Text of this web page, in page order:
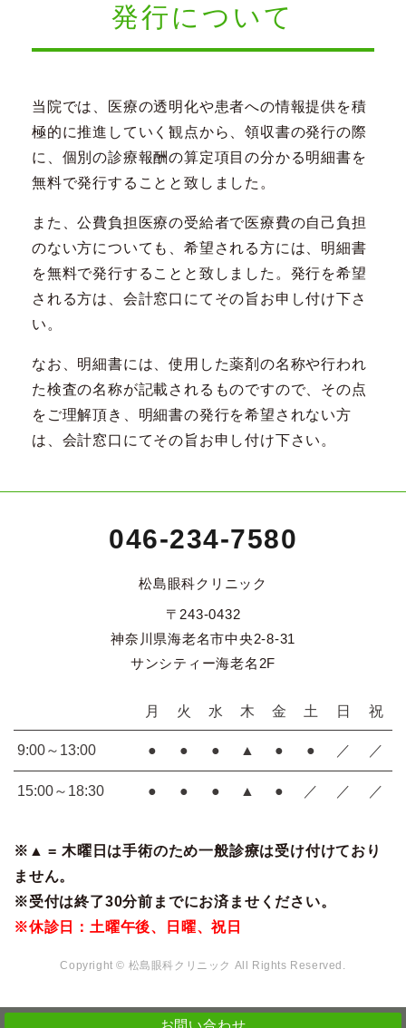
発行について
当院では、医療の透明化や患者への情報提供を積
極的に推進していく観点から、領収書の発行の際
に、個別の診療報酬の算定項目の分かる明細書を
無料で発行することと致しました。
また、公費負担医療の受給者で医療費の自己負担
のない方についても、希望される方には、明細書
を無料で発行することと致しました。発行を希望
される方は、会計窓口にてその旨お申し付け下さ
い。
なお、明細書には、使用した薬剤の名称や行われ
た検査の名称が記載されるものですので、その点
をご理解頂き、明細書の発行を希望されない方
は、会計窓口にてその旨お申し付け下さい。
046-234-7580
松島眼科クリニック
〒243-0432
神奈川県海老名市中央2-8-31
サンシティー海老名2F
月 火 水 木 金 土 日 祝
9:00～13:00 ● ● ● ▲ ● ● ／ ／
15:00～18:30 ● ● ● ▲ ● ／ ／ ／
※▲ = 木曜日は手術のため一般診療は受け付けており
ません。
※受付は終了30分前までにお済ませください。
※休診日：土曜午後、日曜、祝日
Copyright © 松島眼科クリニック All Rights Reserved.